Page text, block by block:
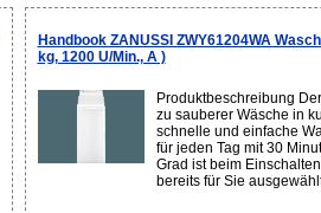
Handbook ZANUSSI ZWY61204WA
kg, 1200 U/Min., A )
Produktbeschreibung
zu sauberer Wäsche in
schnelle und einfache
für jeden Tag mit 30
Grad ist beim
bereits für Sie